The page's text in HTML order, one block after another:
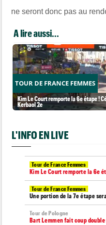
ne seront donc pas au
A lire aussi...
TOUR DE FRANCE FEMMES
Kim Le Court remporte la 6e étape !
Kerbaol 2e
L'INFO EN LIVE
Tour de France Femmes
Kim Le Court remporte la 6e
Tour de France Femmes
Une portion de la 7e étape
Tour de Pologne
Bart Lemmen fait coup